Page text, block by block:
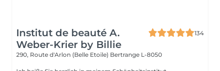
Institut de beauté A.
Weber-Krier by Billie
134
290, Route d'Arlon (Belle Etoile) Bertrange L-8050